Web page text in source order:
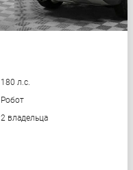
180 л.с.
Робот
2 владельца